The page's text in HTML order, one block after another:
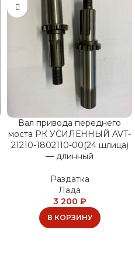
Вал привода переднего
моста РК УСИЛЕННЫЙ AVT-
21210-1802110-00(24 шлица)
— длинный
Раздатка
Лада
3 200 ₽
В КОРЗИНУ